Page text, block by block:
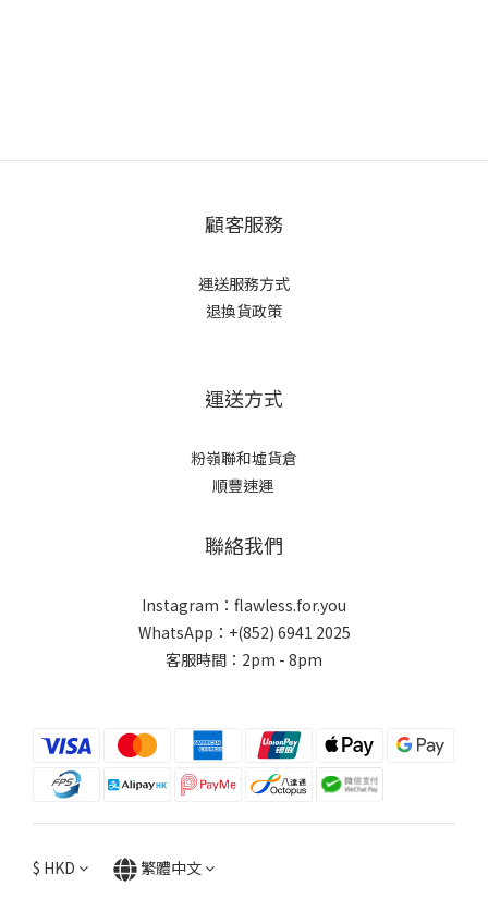
顧客服務
運送服務方式
退換貨政策
運送方式
粉嶺聯和墟貨倉
順豐速運
聯絡我們
Instagram：flawless.for.you
WhatsApp：+(852) 6941 2025
客服時間：2pm - 8pm
$ HKD 繁體中文